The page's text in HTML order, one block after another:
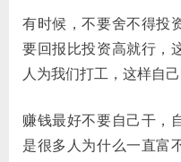
有时候，不要舍不得投
要回报比投资高就行，
人为我们打工，这样自己
赚钱最好不要自己干，
是很多人为什么一直富